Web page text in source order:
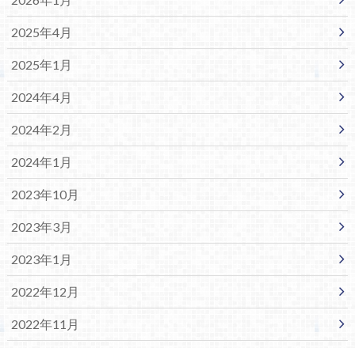
2025年4月
2025年1月
2024年4月
2024年2月
2024年1月
2023年10月
2023年3月
2023年1月
2022年12月
2022年11月